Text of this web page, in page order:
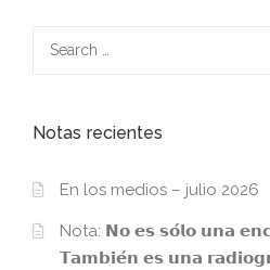
Notas recientes
En los medios – julio 2026
Nota: 𝗡𝗼 𝗲𝘀 𝘀𝗼́𝗹𝗼 𝘂𝗻𝗮
𝗧𝗮𝗺𝗯𝗶𝗲́𝗻 𝗲𝘀 𝘂𝗻𝗮